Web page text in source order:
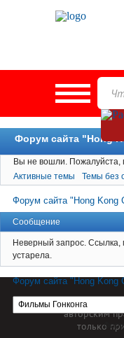
Форум сайта "Hong
Форум
Новости
Пользователи
Поиск
Вы не вошли. Пожалуйста,
Активные темы
Темы без
Форум сайта "Hong Kong
Сообщение
Неверный запрос. Ссылка,
устарела.
Форум сайта "Hong Kong
Материал
авторским
только